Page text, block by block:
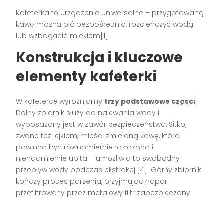
Kafeterka to urządzenie uniwersalne – przygotowaną
kawę można pić bezpośrednio, rozcieńczyć wodą
lub wzbogacić mlekiem[1].
Konstrukcja i kluczowe
elementy kafeterki
W kafeterce wyróżniamy trzy podstawowe części.
Dolny zbiornik służy do nalewania wody i
wyposażony jest w zawór bezpieczeństwa. Sitko,
zwane też lejkiem, mieści zmieloną kawę, która
powinna być równomiernie rozłożona i
nienadmiernie ubita – umożliwia to swobodny
przepływ wody podczas ekstrakcji[4]. Górny zbiornik
kończy proces parzenia, przyjmując napar
przefiltrowany przez metalowy filtr zabezpieczony